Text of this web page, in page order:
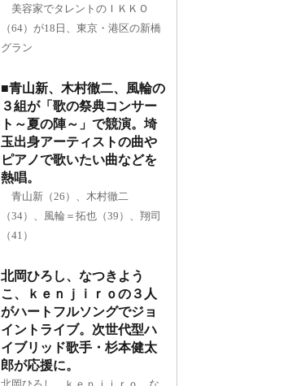
美容家でタレントのＩＫＫＯ
（64）が18日、東京・港区の新橋
グラン
■青山新、木村徹二、風輪の
３組が「歌の祭典コンサー
ト～夏の陣～」で競演。埼
玉出身アーティストの曲や
ピアノで歌いたい曲などを
熱唱。
青山新（26）、木村徹二
（34）、風輪＝拓也（39）、翔司
（41）
北岡ひろし、なつきよう
こ、ｋｅｎｊｉｒｏの３人
がハートフルソングでジョ
イントライブ。次世代型ハ
イブリッド歌手・杉本健太
郎が応援に。